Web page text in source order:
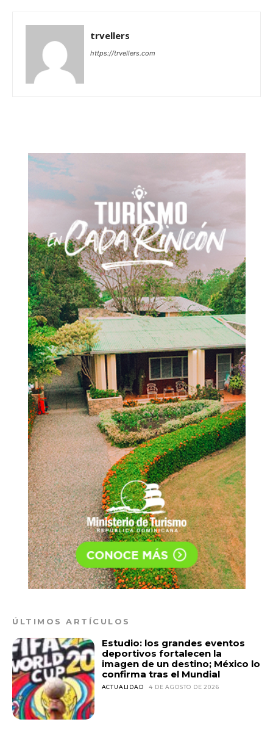
Don't miss
out!
Sing up for our newsletter
to stay in the loop.
trvellers
https://trvellers.com
ÚLTIMOS ARTÍCULOS
Estudio: los grandes eventos
deportivos fortalecen la
imagen de un destino; México lo
confirma tras el Mundial
ACTUALIDAD 4 DE AGOSTO DE 2026